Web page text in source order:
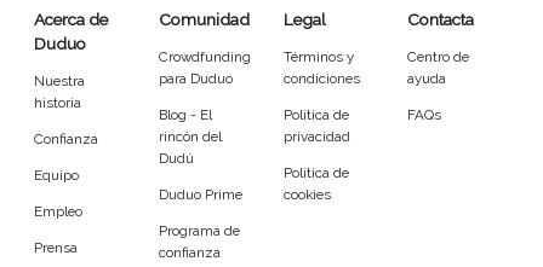
Limpieza Manitas
Entrenador Asistente
Tipo de atención
Ocasional
Recoger del colegio
Acerca de
Duduo
Nuestra
historia
Confianza
Equipo
Empleo
Prensa
Comunidad
Crowdfunding
para Duduo
Blog - El
rincón del
Dudú
Duduo Prime
Programa de
confianza
Legal
Términos y
condiciones
Política de
privacidad
Política de
cookies
Contacta
Centro de
ayuda
FAQs